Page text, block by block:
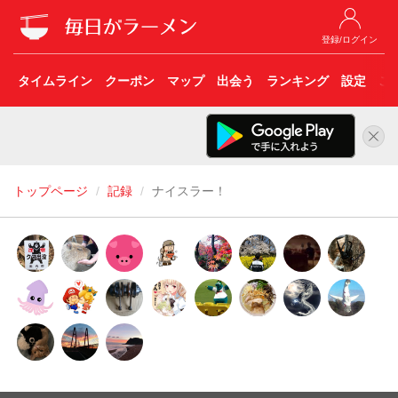
登録/ログイン
タイムライン クーポン マップ 出会う ランキング 設定 こ
トップページ 記録 ナイスラー！